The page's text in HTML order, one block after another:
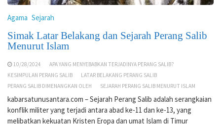
Agama Sejarah
Simak Latar Belakang dan Sejarah Perang Salib
Menurut Islam
10/28/2024
APA YANG MENYEBABKAN TERJADINYA PERANG SALIB?
KESIMPULAN PERANG SALIB
LATAR BELAKANG PERANG SALIB
PERANG SALIB DIMENANGKAN OLEH
SEJARAH PERANG SALIB MENURUT ISLAM
kabarsatunusantara.com – Sejarah Perang Salib adalah serangkaian
konflik militer yang terjadi antara abad ke-11 dan ke-13, yang
melibatkan kekuatan Kristen Eropa dan umat Islam di Timur